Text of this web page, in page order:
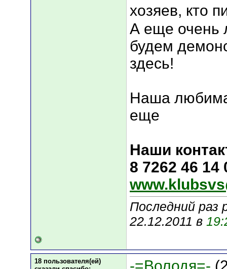
хозяев, кто
А еще очень
будем
здесь!
Наша
еще
Наши
8 7262 46 14
Последний раз
22.12.2011 в
18 пользователя(ей)